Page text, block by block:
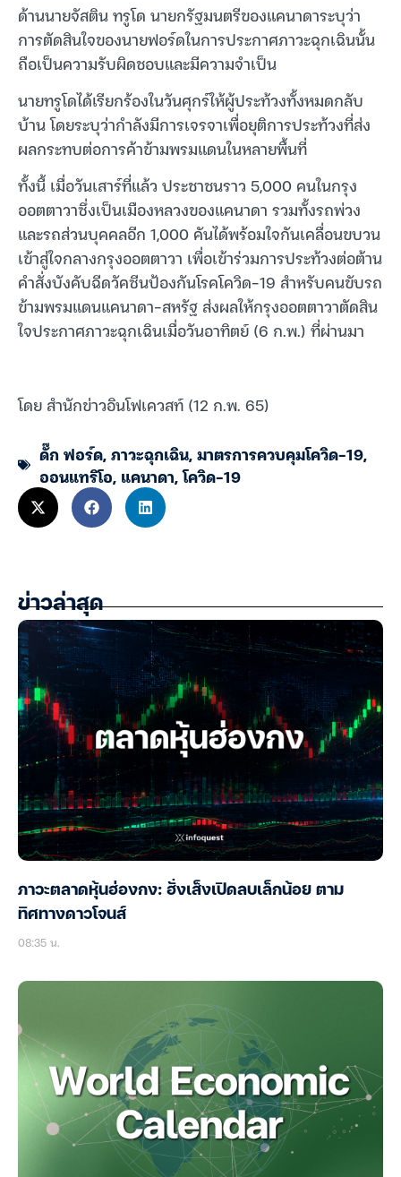
ด้านนายจัสติน ทรูโด นายกรัฐมนตรีของแคนาดาระบุว่า
การตัดสินใจของนายฟอร์ดในการประกาศภาวะฉุกเฉินนั้น
ถือเป็นความรับผิดชอบและมีความจำเป็น
นายทรูโดได้เรียกร้องในวันศุกร์ให้ผู้ประท้วงทั้งหมดกลับ
บ้าน โดยระบุว่ากำลังมีการเจรจาเพื่อยุติการประท้วงที่ส่ง
ผลกระทบต่อการค้าข้ามพรมแดนในหลายพื้นที่
ทั้งนี้ เมื่อวันเสาร์ที่แล้ว ประชาชนราว 5,000 คนในกรุง
ออตตาวาซึ่งเป็นเมืองหลวงของแคนาดา รวมทั้งรถพ่วง
และรถส่วนบุคคลอีก 1,000 คันได้พร้อมใจกันเคลื่อนขบวน
เข้าสู่ใจกลางกรุงออตตาวา เพื่อเข้าร่วมการประท้วงต่อต้าน
คำสั่งบังคับฉีดวัคซีนป้องกันโรคโควิด-19 สำหรับคนขับรถ
ข้ามพรมแดนแคนาดา-สหรัฐ ส่งผลให้กรุงออตตาวาตัดสิน
ใจประกาศภาวะฉุกเฉินเมื่อวันอาทิตย์ (6 ก.พ.) ที่ผ่านมา
โดย สำนักข่าวอินโฟเควสท์ (12 ก.พ. 65)
ดั๊ก ฟอร์ด,ภาวะฉุกเฉิน,มาตรการควบคุมโควิด-19,
ออนแทริโอ, แคนาดา,โควิด-19
ข่าวล่าสุด
ภาวะตลาดหุ้นฮ่องกง: ฮั่งเส็งเปิดลบเล็กน้อย ตาม
ทิศทางดาวโจนส์
08:35 น.